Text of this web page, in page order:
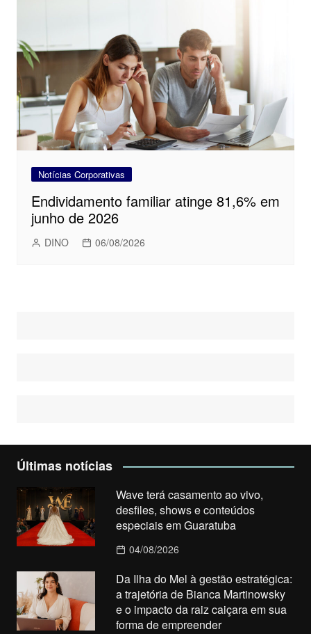
Notícias Corporativas
Endividamento familiar atinge 81,6% em
junho de 2026
DINO 06/08/2026
Últimas notícias
Wave terá casamento ao vivo,
desfiles, shows e conteúdos
especiais em Guaratuba
04/08/2026
Da Ilha do Mel à gestão estratégica:
a trajetória de Bianca Martinowsky
e o impacto da raiz caiçara em sua
forma de empreender